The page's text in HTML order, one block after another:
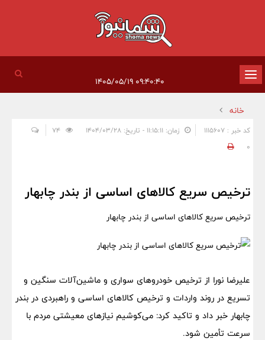
تغییر
وضعیت
ناوبری
خانه
کد خبر : 1115607 زمان: ۱۱:۱۵:۱۱ - تاریخ: ۱۴۰۴/۰۳/۲۸
0
ترخیص سریع کالاهای اساسی از بندر چابهار
ترخیص سریع کالاهای اساسی از بندر چابهار
علیرضا نورا از ترخیص خودروهای سواری و ماشین‌آلات سنگین و
تسریع در روند واردات و ترخیص کالاهای اساسی و راهبردی در بندر
چابهار خبر داد و تاکید کرد: می‌کوشیم نیازهای معیشتی مردم با
سرعت تأمین شود.